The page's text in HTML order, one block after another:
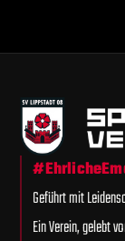
Geführt mit
Ein Verein, gelebt